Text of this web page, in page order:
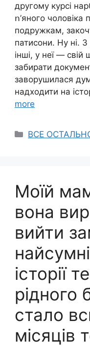
другому курсі
ո’яного чоловіка
подружкам,
патисони. Ну ні. З
інші, у неї —
забирати
заворушилася
надходити на
more
Categories
ВСЕ
Моїй
вона
вийти
історії
рідного
стало
місяців